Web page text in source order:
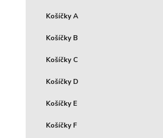
Košíčky A
Košíčky B
Košíčky C
Košíčky D
Košíčky E
Košíčky F